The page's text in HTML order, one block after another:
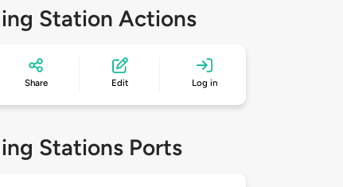
Station Actions
Share Edit Log in
Stations Ports